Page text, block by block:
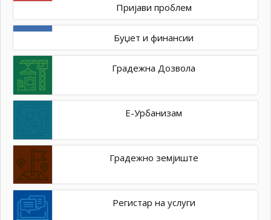
Пријави проблем
Буџет и финансии
Градежна Дозвола
Е-Урбанизам
Градежно земјиште
Регистар на услуги